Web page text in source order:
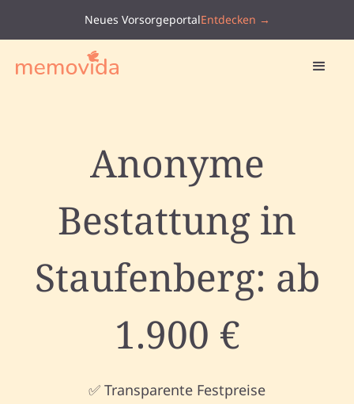
Neues VorsorgeportalEntdecken →
Anonyme
Bestattung in
Staufenberg: ab
1.900 €
✅ Transparente Festpreise